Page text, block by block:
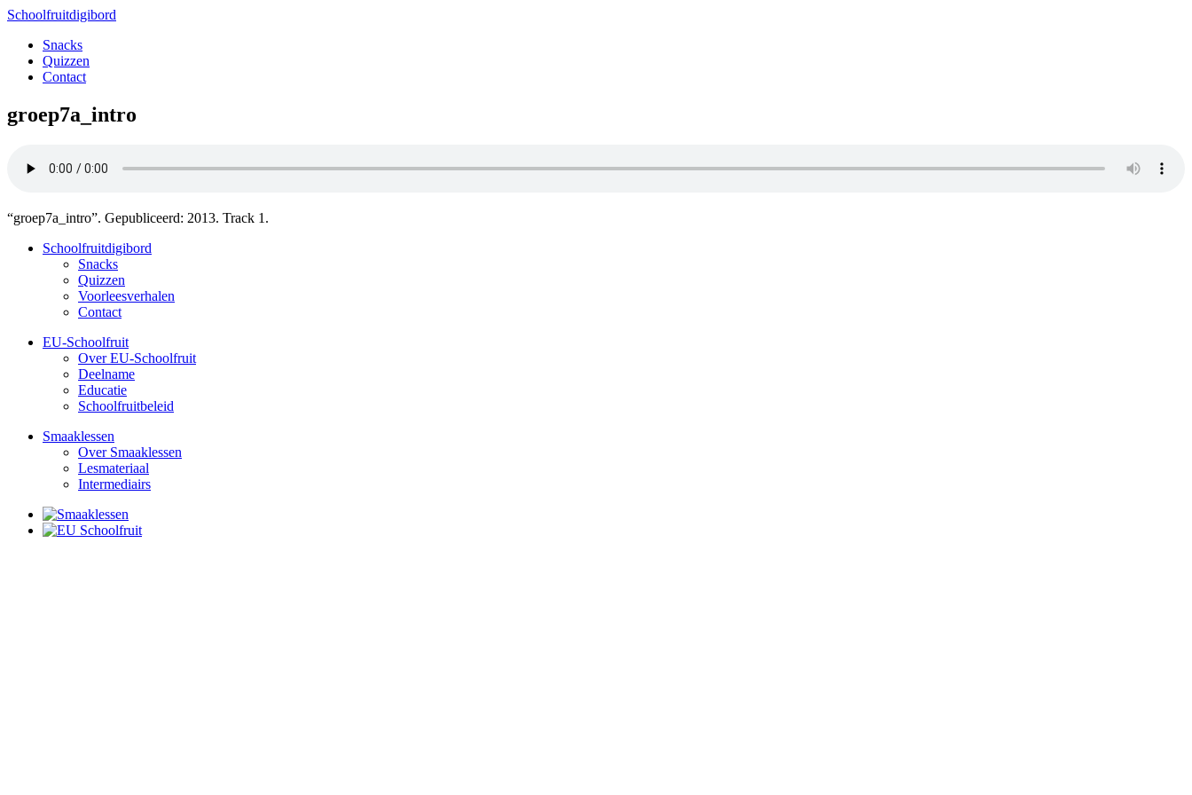
Schoolfruitdigibord
Snacks
Quizzen
Contact
groep7a_intro
“groep7a_intro”. Gepubliceerd: 2013. Track 1.
Schoolfruitdigibord
Snacks
Quizzen
Voorleesverhalen
Contact
EU-Schoolfruit
Over EU-Schoolfruit
Deelname
Educatie
Schoolfruitbeleid
Smaaklessen
Over Smaaklessen
Lesmateriaal
Intermediairs